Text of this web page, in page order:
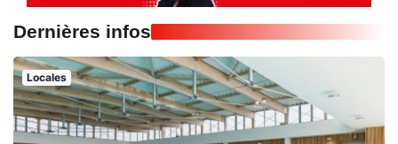
Dernières infos
Locales